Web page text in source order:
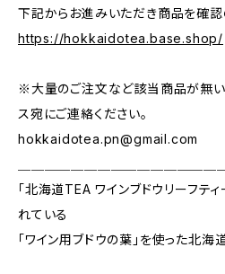
下記からお進みいただき商品を確認
https://hokkaidotea.base.shop/
※大量のご注文など該当商品が無
ス宛にご連絡ください。
hokkaidotea.pn@gmail.com
「北海道TEA ワインブドウリーフテ
れている
「ワイン用ブドウの葉」を使った北海